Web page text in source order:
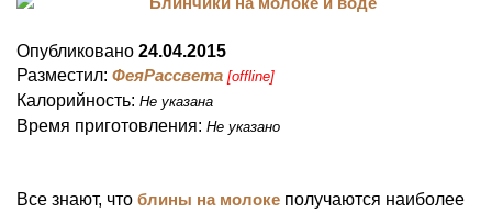
Опубликовано 24.04.2015
Разместил: ФеяРассвета [offline]
Калорийность: Не указана
Время приготовления: Не указано
Все знают, что блины на молоке получаются наиболее